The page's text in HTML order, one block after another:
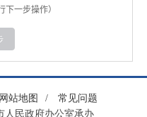
一步操作）
网站地图 /
常见问题
人民政府办公室承办